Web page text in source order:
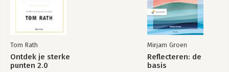
Tom Rath
Ontdek je sterke
punten 2.0
Mirjam Groen
Reflecteren: de
basis